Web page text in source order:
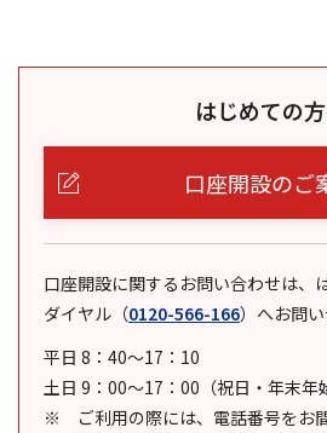
はじめての
口座開設のご
口座開設に関するお問い合わせは、
ダイヤル （0120-566-166） へお問い
平日 8：40～17：10
土日 9：00～17：00（祝日・年末年
ご利用の際には、電話番号をお